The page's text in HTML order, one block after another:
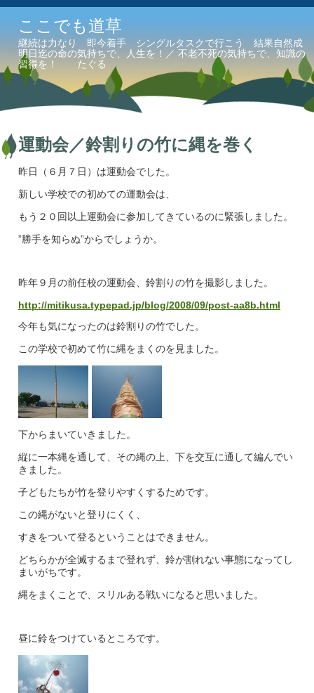
ここでも道草
継続は力なり 即今着手 シングルタスクで行こう 結果自然成
明日迄の命の気持ちで、人生を！／ 不老不死の気持ちで、知識の
習得を！ たぐる
運動会／鈴割りの竹に縄を巻く
昨日（６月７日）は運動会でした。
新しい学校での初めての運動会は、
もう２０回以上運動会に参加してきているのに緊張しました。
”勝手を知らぬ”からでしょうか。
昨年９月の前任校の運動会、鈴割りの竹を撮影しました。
http://mitikusa.typepad.jp/blog/2008/09/post-aa8b.html
今年も気になったのは鈴割りの竹でした。
この学校で初めて竹に縄をまくのを見ました。
下からまいていきました。
縦に一本縄を通して、その縄の上、下を交互に通して編んでい
きました。
子どもたちが竹を登りやすくするためです。
この縄がないと登りにくく、
すきをついて登るということはできません。
どちらかが全滅するまで登れず、鈴が割れない事態になってし
まいがちです。
縄をまくことで、スリルある戦いになると思いました。
昼に鈴をつけているところです。